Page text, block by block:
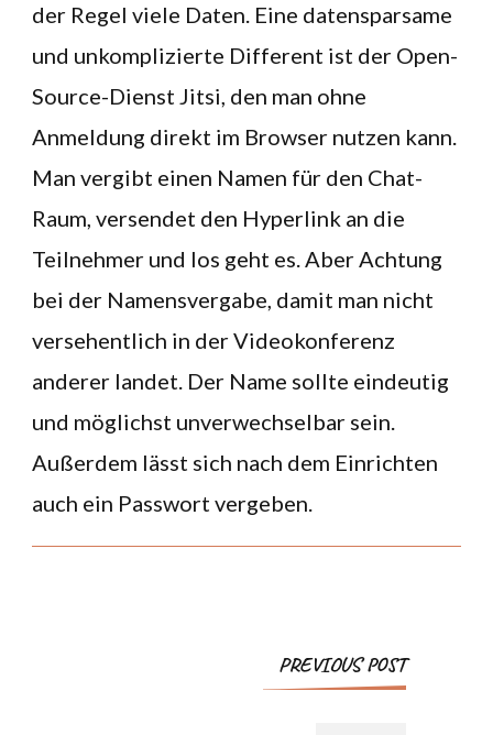
der Regel viele Daten. Eine datensparsame
und unkomplizierte Different ist der Open-
Source-Dienst Jitsi, den man ohne
Anmeldung direkt im Browser nutzen kann.
Man vergibt einen Namen für den Chat-
Raum, versendet den Hyperlink an die
Teilnehmer und los geht es. Aber Achtung
bei der Namensvergabe, damit man nicht
versehentlich in der Videokonferenz
anderer landet. Der Name sollte eindeutig
und möglichst unverwechselbar sein.
Außerdem lässt sich nach dem Einrichten
auch ein Passwort vergeben.
PREVIOUS POST